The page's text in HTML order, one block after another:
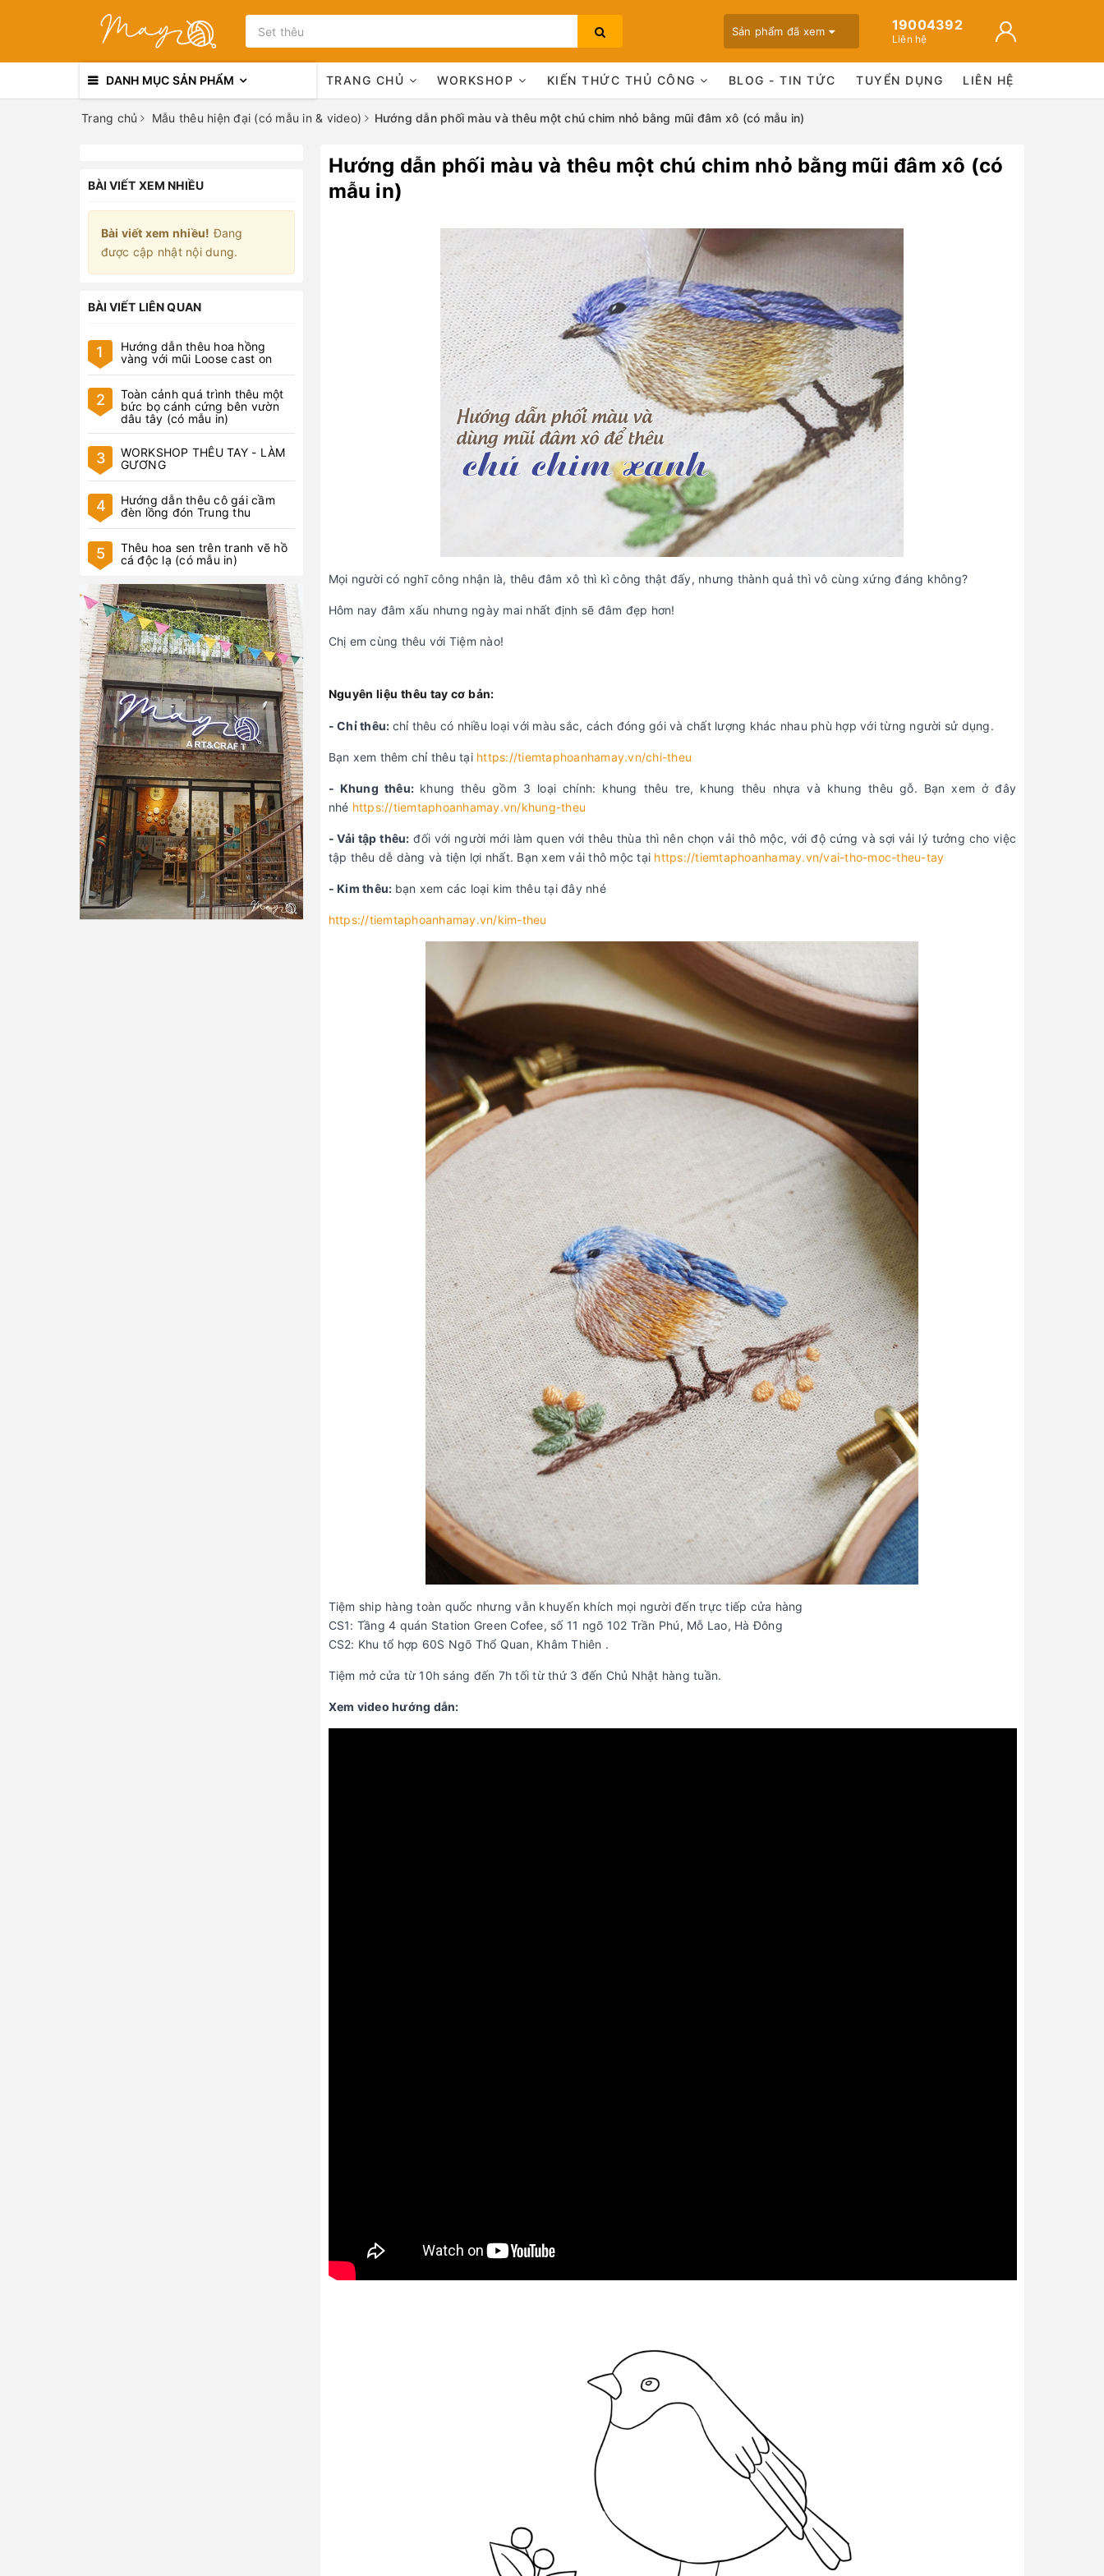
Sản phẩm đã xem 19004392
Liên hệ
DANH MỤC SẢN PHẨM TRANG CHỦ WORKSHOP KIẾN THỨC THỦ CÔNG BLOG - TIN TỨC TUYỂN DỤNG LIÊN HỆ
Trang chủ Mẫu thêu hiện đại (có mẫu in & video) Hướng dẫn phối màu và thêu một chú chim nhỏ bằng mũi đâm xô (có mẫu in)
Hướng dẫn phối màu và thêu một chú chim nhỏ bằng mũi đâm xô (có
mẫu in)
Mọi người có nghĩ công nhận là, thêu đâm xô thì kì công thật đấy, nhưng thành quả thì vô cùng xứng đáng không?
Hôm nay đâm xấu nhưng ngày mai nhất định sẽ đâm đẹp hơn!
Chị em cùng thêu với Tiệm nào!
Nguyên liệu thêu tay cơ bản:
- Chỉ thêu: chỉ thêu có nhiều loại với màu sắc, cách đóng gói và chất lượng khác nhau phù hợp với từng người sử dụng.
Bạn xem thêm chỉ thêu tại https://tiemtaphoanhamay.vn/chi-theu
- Khung thêu: khung thêu gồm 3 loại chính: khung thêu tre, khung thêu nhựa và khung thêu gỗ. Bạn xem ở đây
nhé https://tiemtaphoanhamay.vn/khung-theu
- Vải tập thêu: đối với người mới làm quen với thêu thùa thì nên chọn vải thô mộc, với độ cứng và sợi vải lý tưởng cho việc
tập thêu dễ dàng và tiện lợi nhất. Bạn xem vải thô mộc tại https://tiemtaphoanhamay.vn/vai-tho-moc-theu-tay
- Kim thêu: bạn xem các loại kim thêu tại đây nhé
https://tiemtaphoanhamay.vn/kim-theu
Tiệm ship hàng toàn quốc nhưng vẫn khuyến khích mọi người đến trực tiếp cửa hàng
CS1: Tầng 4 quán Station Green Cofee, số 11 ngõ 102 Trần Phú, Mỗ Lao, Hà Đông
CS2: Khu tổ hợp 60S Ngõ Thổ Quan, Khâm Thiên .
Tiệm mở cửa từ 10h sáng đến 7h tối từ thứ 3 đến Chủ Nhật hàng tuần.
Xem video hướng dẫn:
BÀI VIẾT XEM NHIỀU
Bài viết xem nhiều! Đang
được cập nhật nội dung.
BÀI VIẾT LIÊN QUAN
1
Hướng dẫn thêu hoa hồng
vàng với mũi Loose cast on
2
Toàn cảnh quá trình thêu một
bức bọ cánh cứng bên vườn
dâu tây (có mẫu in)
3
WORKSHOP THÊU TAY - LÀM
GƯƠNG
4
Hướng dẫn thêu cô gái cầm
đèn lồng đón Trung thu
5
Thêu hoa sen trên tranh vẽ hồ
cá độc lạ (có mẫu in)